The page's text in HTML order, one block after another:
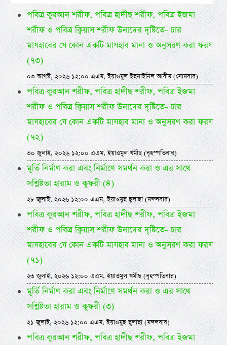
পবিত্র কুরআন শরীফ, পবিত্র হাদীছ শরীফ, পবিত্র ইজমা
শরীফ ও পবিত্র ক্বিয়াস শরীফ উনাদের দৃষ্টিতে- চার
মাযহাবের যে কোন একটি মাযহাব মানা ও অনুসরণ করা ফরয
(৭৩)
০৩ আগস্ট, ২০২৬ ১২:০০ এএম, ইয়াওমুল ইছনাইনিল আযীম (সোমবার)
পবিত্র কুরআন শরীফ, পবিত্র হাদীছ শরীফ, পবিত্র ইজমা
শরীফ ও পবিত্র ক্বিয়াস শরীফ উনাদের দৃষ্টিতে- চার
মাযহাবের যে কোন একটি মাযহাব মানা ও অনুসরণ করা ফরয
(৭২)
৩০ জুলাই, ২০২৬ ১২:০০ এএম, ইয়াওমুল খমীছ (বৃহস্পতিবার)
মূর্তি নির্মাণ করা এবং নির্মাণে সমর্থন করা ও এর সাথে
সশ্লিষ্টতা হারাম ও কুফরী (৪)
২৮ জুলাই, ২০২৬ ১২:০০ এএম, ইয়াওমুছ ছুলাছা (মঙ্গলবার)
পবিত্র কুরআন শরীফ, পবিত্র হাদীছ শরীফ, পবিত্র ইজমা
শরীফ ও পবিত্র ক্বিয়াস শরীফ উনাদের দৃষ্টিতে- চার
মাযহাবের যে কোন একটি মাযহাব মানা ও অনুসরণ করা ফরয
(৭১)
২৩ জুলাই, ২০২৬ ১২:০০ এএম, ইয়াওমুল খমীছ (বৃহস্পতিবার)
মূর্তি নির্মাণ করা এবং নির্মাণে সমর্থন করা ও এর সাথে
সশ্লিষ্টতা হারাম ও কুফরী (৩)
২১ জুলাই, ২০২৬ ১২:০০ এএম, ইয়াওমুছ ছুলাছা (মঙ্গলবার)
পবিত্র কুরআন শরীফ, পবিত্র হাদীছ শরীফ, পবিত্র ইজমা